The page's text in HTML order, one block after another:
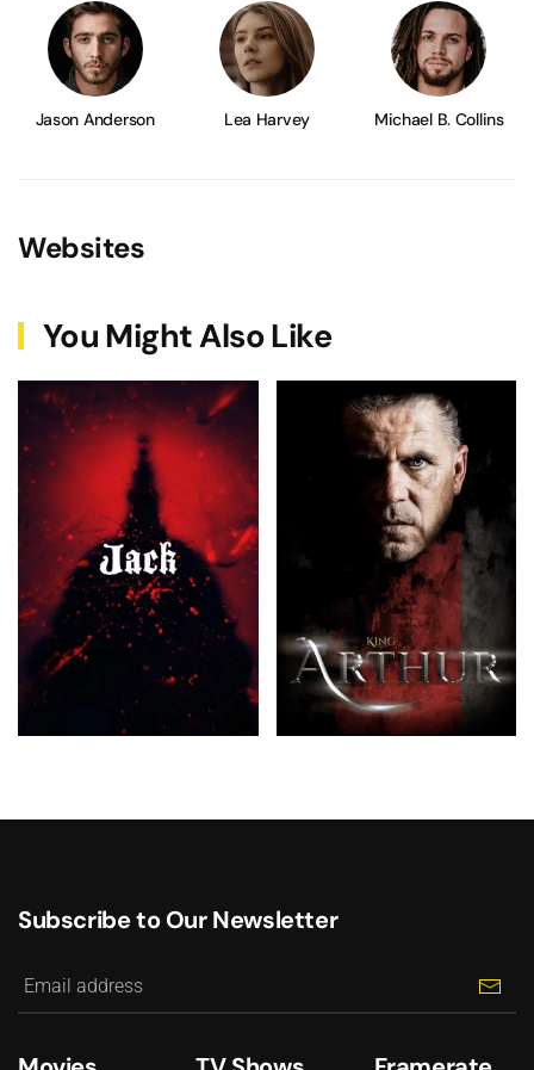
Jason Anderson Lea Harvey Michael B. Collins
Websites
You Might Also Like
Subscribe to Our Newsletter